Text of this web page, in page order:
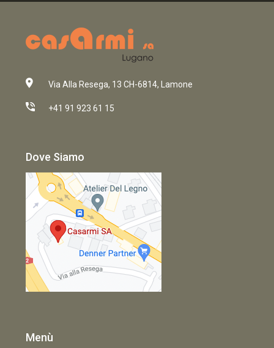
Via Alla Resega, 13 CH-6814, Lamone
+41 91 923 61 15
Dove Siamo
Menù